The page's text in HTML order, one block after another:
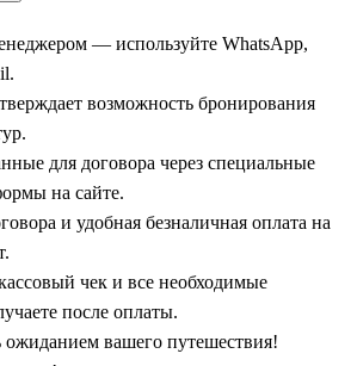
— один из старейших городов на Волге.
путешественники посещают
монастырь, великолепную церковь
фресками XVII века и
по отреставрированной Волжской
— месту слияния Волги и Которосли.
детально изучить этот
открытым небом.
и культурные центры: Кострома,
— используйте WhatsApp,
возможность бронирования
для договора через специальные
на сайте.
и удобная безналичная оплата на
чек и все необходимые
после оплаты.
ожиданием вашего путешествия!